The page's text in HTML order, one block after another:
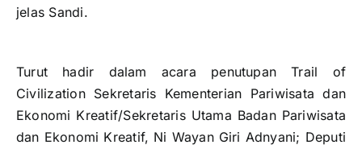
jelas Sandi.
Turut hadir dalam acara penutupan Trail of
Civilization Sekretaris Kementerian Pariwisata dan
Ekonomi Kreatif/Sekretaris Utama Badan Pariwisata
dan Ekonomi Kreatif, Ni Wayan Giri Adnyani; Deputi